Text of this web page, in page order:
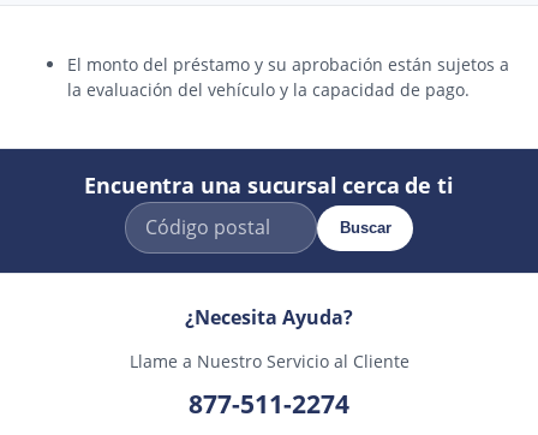
El monto del préstamo y su aprobación están sujetos a
la evaluación del vehículo y la capacidad de pago.
Encuentra una sucursal cerca de ti
Buscar
¿Necesita Ayuda?
Llame a Nuestro Servicio al Cliente
877-511-2274